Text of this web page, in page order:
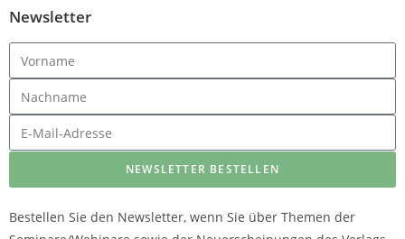
Newsletter
NEWSLETTER BESTELLEN
Bestellen Sie den Newsletter, wenn Sie über Themen der